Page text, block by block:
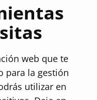
web que te
para la gestión
utilizar en